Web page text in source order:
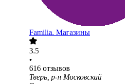
Familia. Магазины
3.5
•
616 отзывов
Тверь, р-н Московский